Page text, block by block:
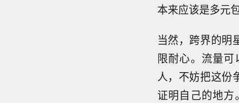
本来应该是多元
当然，跨界的明
限耐心。流量
人，不妨把这份
证明自己的地